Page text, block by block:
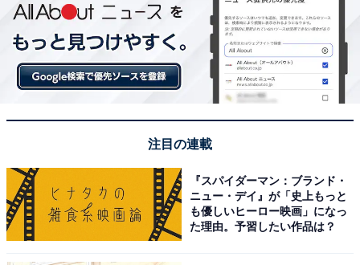
注目の連載
『スパイダーマン：ブランド・
ニュー・デイ』が「史上もっと
も優しいヒーロー映画」になっ
た理由。予習したい作品は？